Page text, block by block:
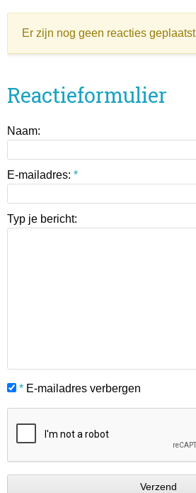
Er zijn nog geen reacties geplaatst
Reactieformulier
Naam:
E-mailadres: *
Typ je bericht:
* E-mailadres verbergen